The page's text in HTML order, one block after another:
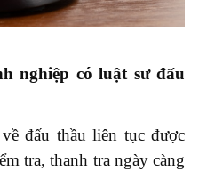
nghiệp có luật sư đấu
đấu thầu liên tục được
tra, thanh tra ngày càng